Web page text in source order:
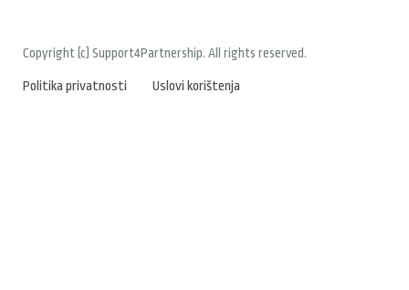
Copyright (c) Support4Partnership. All rights reserved.
Politika privatnosti Uslovi korištenja